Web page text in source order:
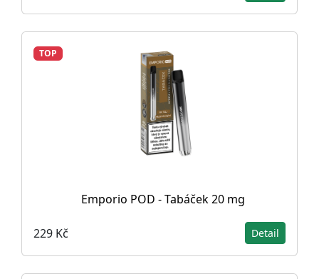
TOP
Emporio POD - Tabáček 20 mg
229 Kč Detail